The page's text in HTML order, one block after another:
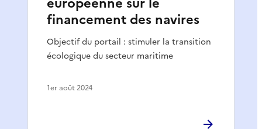
financement des navires
Objectif du portail : stimuler la transition
écologique du secteur maritime
1er août 2024